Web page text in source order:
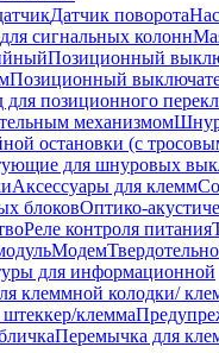
Датчик поворота
сигнальных колонн
Позиционный
Позиционный
позиционного
механизмом
остановки (с
для шнуровых
Аксессуары для клемм
блоковОптико-
Реле контроля питания
Модем
для информационной
клеммной колодки/
клемма
Перемычка для